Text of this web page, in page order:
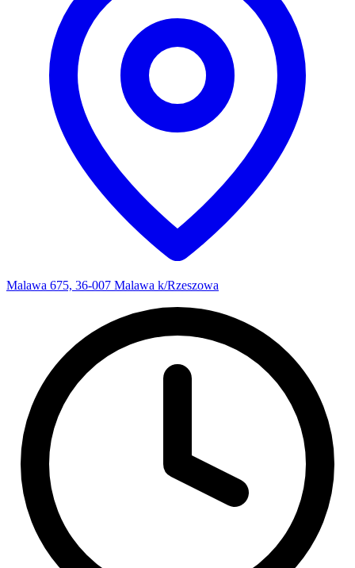
Malawa 675, 36-007 Malawa k/Rzeszowa